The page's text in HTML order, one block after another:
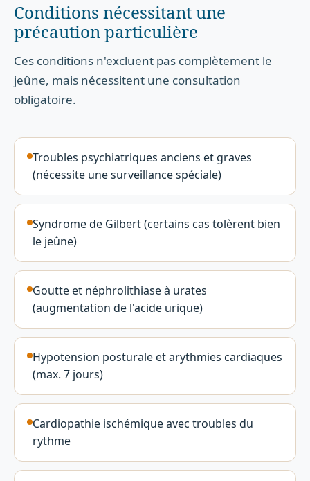
Conditions nécessitant une
précaution particulière
Ces conditions n'excluent pas complètement le
jeûne, mais nécessitent une consultation
obligatoire.
Troubles psychiatriques anciens et graves
(nécessite une surveillance spéciale)
Syndrome de Gilbert (certains cas tolèrent bien
le jeûne)
Goutte et néphrolithiase à urates
(augmentation de l'acide urique)
Hypotension posturale et arythmies cardiaques
(max. 7 jours)
Cardiopathie ischémique avec troubles du
rythme